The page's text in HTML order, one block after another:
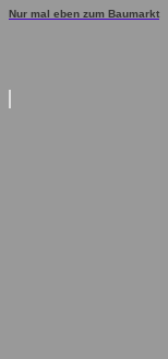
Nur mal eben zum Baumarkt